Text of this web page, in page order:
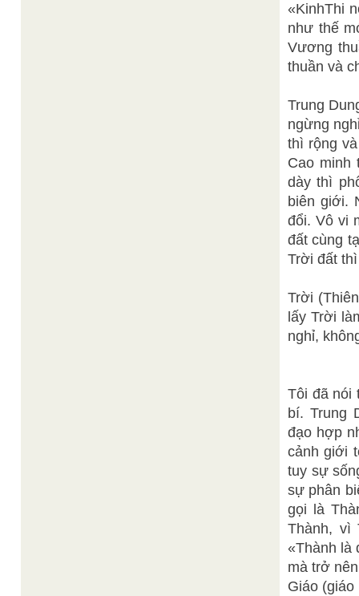
«KinhThi
như thế
Vương
thuần và
Trung
ngừng
thì rộng
Cao minh
dày thì
biên giới.
đổi. Vô vi
đất cùng
Trời đất
Trời
lấy Trời
nghỉ,
Tôi đã nói
bí. Trung
đạo hợp
cảnh giới
tuy sự
sự phân
gọi là
Thành, vì
«Thành là
mà trở
Giáo